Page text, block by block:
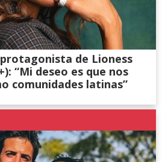
de Lioness
“Mi deseo es que nos
comunidades latinas”